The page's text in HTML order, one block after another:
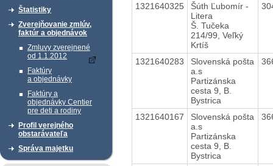
Štatistiky
Zverejňovanie zmlúv,
faktúr a objednávok
Zmluvy zverejnené
od 1.1.2012
Faktúry
a objednávky
Faktúry a
objednávky Centier
pre deti a rodiny
Profil verejného
obstarávateľa
Správa majetku
1321640325
Šúth Ľubomír -
Litera
Š. Tučeka
214/99, Veľký
Krtíš
1321640283
Slovenská pošta
a.s
Partizánska
cesta 9, B.
Bystrica
1321640167
Slovenská pošta
a.s
Partizánska
cesta 9, B.
Bystrica